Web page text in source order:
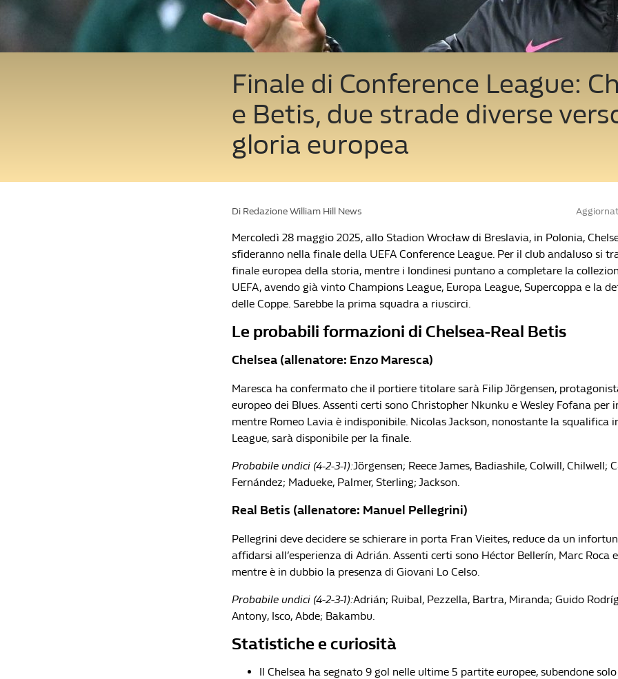
Finale di Conference League:
e Betis, due strade diverse
gloria europea
Di Redazione William Hill News
Mercoledì 28 maggio 2025, allo Stadion Wrocław di Breslavia, in Polonia,
sfideranno nella finale della UEFA Conference League. Per il club andaluso si
finale europea della storia, mentre i londinesi puntano a completare la
UEFA, avendo già vinto Champions League, Europa League, Supercoppa e la
delle Coppe. Sarebbe la prima squadra a riuscirci.
Le probabili formazioni di Chelsea-Real Betis
Chelsea (allenatore: Enzo Maresca)
Maresca ha confermato che il portiere titolare sarà Filip Jörgensen,
europeo dei Blues. Assenti certi sono Christopher Nkunku e Wesley Fofana per
mentre Romeo Lavia è indisponibile. Nicolas Jackson, nonostante la squalifica
League, sarà disponibile per la finale.
Probabile undici (4-2-3-1):Jörgensen; Reece James, Badiashile, Colwill, Chilwell;
Fernández; Madueke, Palmer, Sterling; Jackson.
Real Betis (allenatore: Manuel Pellegrini)
Pellegrini deve decidere se schierare in porta Fran Vieites, reduce da un
affidarsi all’esperienza di Adrián. Assenti certi sono Héctor Bellerín, Marc Roca
mentre è in dubbio la presenza di Giovani Lo Celso.
Probabile undici (4-2-3-1):Adrián; Ruibal, Pezzella, Bartra, Miranda; Guido
Antony, Isco, Abde; Bakambu.
Statistiche e curiosità
Il Chelsea ha segnato 9 gol nelle ultime 5 partite europee, subendone solo